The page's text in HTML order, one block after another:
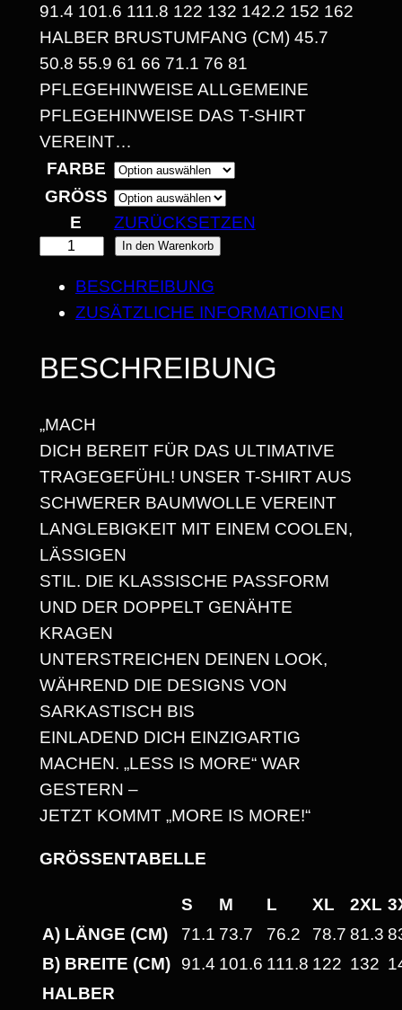
,
3
0
B
I
S
2
5
,
€
1.4 101.6 111.8 122 132 142.2 152 162 H
ALBER BRUSTUMFANG (CM) 45.7 5
0.8 55.9 61 66 71.1 76 81 P
FLEGEHINWEISE ALLGEMEINE P
FLEGEHINWEISE DAS T-SHIRT V
EREINT…
FARBE
GRÖSSE
ZURÜCKSETZEN
S
H
W
A
N
Z
W
E
D
E
L
N
,
W
E
N
I
S
G
In den Warenkorb
BESCHREIBUNG
ZUSÄTZLICHE INFORMATIONEN
BESCHREIBUNG
„MACH
DICH BEREIT FÜR DAS ULTIMATIVE
TRAGEGEFÜHL! UNSER T-SHIRT AUS
SCHWERER BAUMWOLLE VEREINT
LANGLEBIGKEIT MIT EINEM COOLEN,
LÄSSIGEN
STIL. DIE KLASSISCHE PASSFORM
UND DER DOPPELT GENÄHTE
KRAGEN
UNTERSTREICHEN DEINEN LOOK,
WÄHREND DIE DESIGNS VON
SARKASTISCH BIS
EINLADEND DICH EINZIGARTIG
MACHEN. „LESS IS MORE“ WAR
GESTERN –
JETZT KOMMT „MORE IS MORE!“
GRÖSSENTABELLE
S M L XL 2XL
A) LÄNGE (CM)
71.1 73.7 76.2 78.7 81.3
B) BREITE (CM)
91.4 101.6 111.8 122 132
HALBER